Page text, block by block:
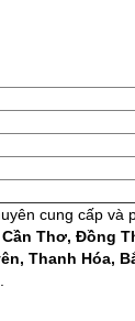
cung cấp và
Thơ, Đồng
Thanh Hóa,